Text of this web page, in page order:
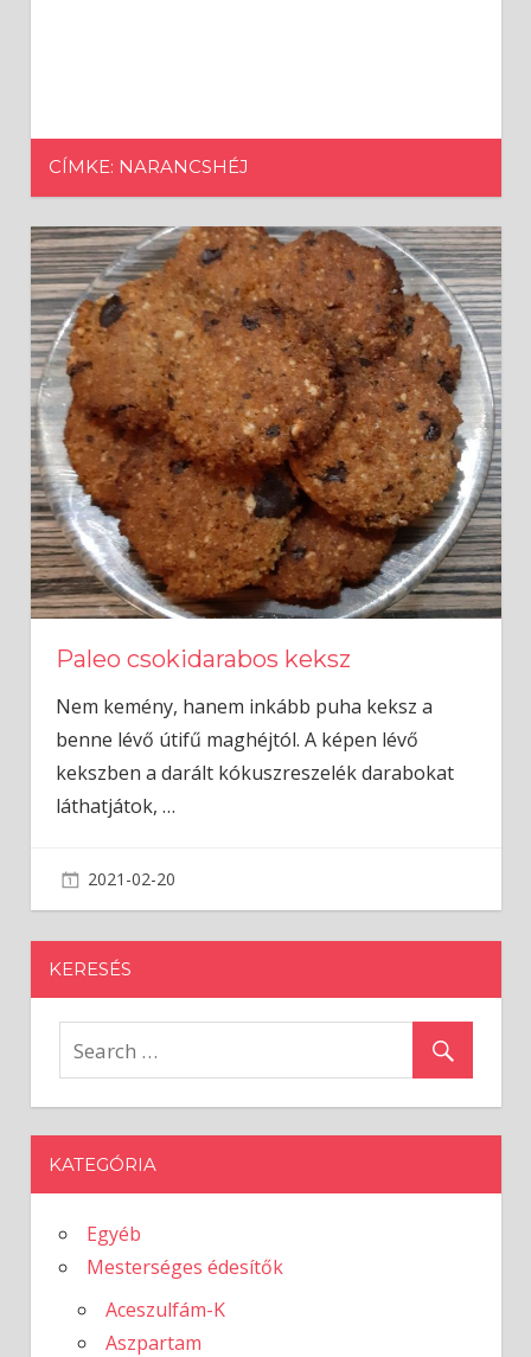
CÍMKE: NARANCSHÉJ
Paleo csokidarabos keksz
Nem kemény, hanem inkább puha keksz a
benne lévő útifű maghéjtól. A képen lévő
kekszben a darált kókuszreszelék darabokat
láthatjátok, …
2021-02-20
KERESÉS
KATEGÓRIA
Egyéb
Mesterséges édesítők
Aceszulfám-K
Aszpartam